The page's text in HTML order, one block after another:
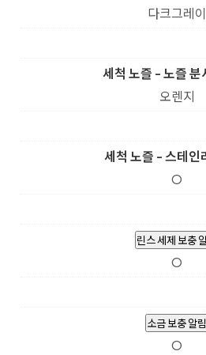
다크그레이
세척 노즐 - 노즐 분
오렌지
세척 노즐 - 스테인
O
린스 세제 보충
O
소금 보충 알림
O